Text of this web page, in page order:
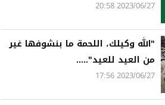
2023/06/27 20:58
"الله وكيلك، اللحمة ما بنشوفها غير
من العيد للعيد".....
2023/06/27 17:56